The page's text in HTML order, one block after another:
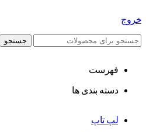
خروج
جستجو
فهرست
دسته بندی ها
لپ تاپ